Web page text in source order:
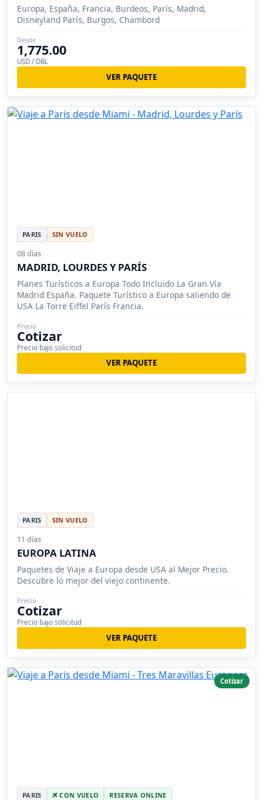
Europa, España, Francia, Burdeos, París, Madrid,
Disneyland París, Burgos, Chambord
Desde
1,775.00
USD / DBL
VER PAQUETE
PARIS SIN VUELO
08 días
MADRID, LOURDES Y PARÍS
Planes Turísticos a Europa Todo Incluido La Gran Vía
Madrid España. Paquete Turístico a Europa saliendo de
USA La Torre Eiffel París Francia.
Precio
Cotizar
Precio bajo solicitud
VER PAQUETE
PARIS SIN VUELO
11 días
EUROPA LATINA
Paquetes de Viaje a Europa desde USA al Mejor Precio.
Descubre lo mejor del viejo continente.
Precio
Cotizar
Precio bajo solicitud
VER PAQUETE
Cotizar
PARIS CON VUELO RESERVA ONLINE